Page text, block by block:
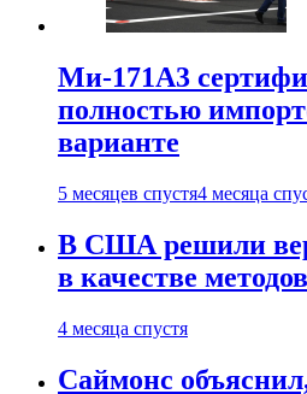
Ми-171А3
полностью
варианте
5 месяцев спустя4 месяца
В США решили
в качестве
4 месяца спустя
Саймонс